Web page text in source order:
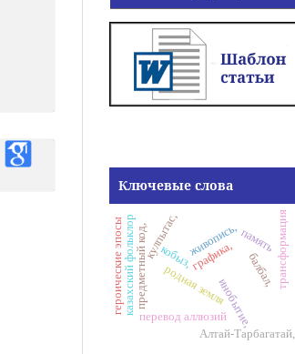
Ключевые слова
живопись,
графика,
кобыз, балбал,
кулпытас,
предметный код, инобытие,
память
перевод аллюзий
трансформация
Алтай-Тарбагатай,
родная земля
казахский фольклор
героические эпосы